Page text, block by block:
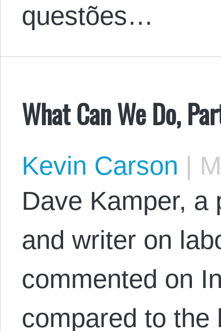
questões…
What Can We Do,
Kevin Carson |
Dave Kamper, a
and writer on
commented on
compared to the